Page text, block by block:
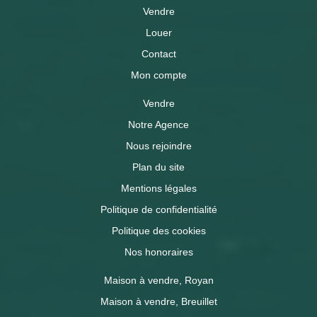
Vendre
Louer
Contact
Mon compte
Vendre
Notre Agence
Nous rejoindre
Plan du site
Mentions légales
Politique de confidentialité
Politique des cookies
Nos honoraires
Maison à vendre, Royan
Maison à vendre, Breuillet